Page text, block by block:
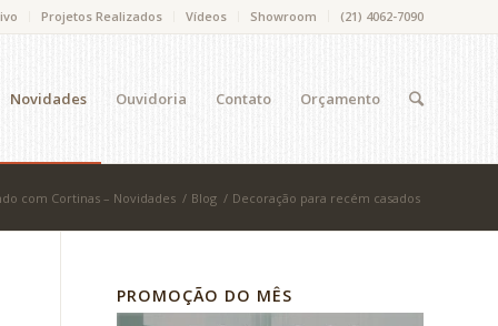
(21) 4062-7090
Projetos Realizados Vídeos Showroom
Novidades Ouvidoria Contato Orçamento
com Cortinas – Novidades / Blog / Decoração para recém casados
PROMOÇÃO DO MÊS